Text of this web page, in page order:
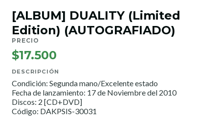
[ALBUM] DUALITY (Limited
Edition) (AUTOGRAFIADO)
PRECIO
$17.500
DESCRIPCIÓN
Condición: Segunda mano/Excelente estado
Fecha de lanzamiento: 17 de Noviembre del 2010
Discos: 2 [CD+DVD]
Código: DAKPSIS-30031